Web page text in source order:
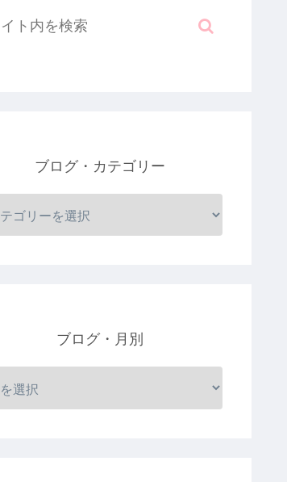
ブログ・カテゴリー
ブログ・月別